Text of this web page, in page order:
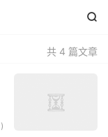

共 4 篇文章
)